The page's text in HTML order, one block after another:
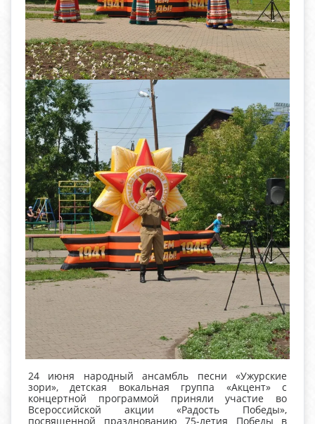
24 июня народный ансамбль песни «Ужурские
зори», детская вокальная группа «Акцент» с
концертной программой приняли участие во
Всероссийской акции «Радость Победы»,
посвященной празднованию 75-летия Победы в